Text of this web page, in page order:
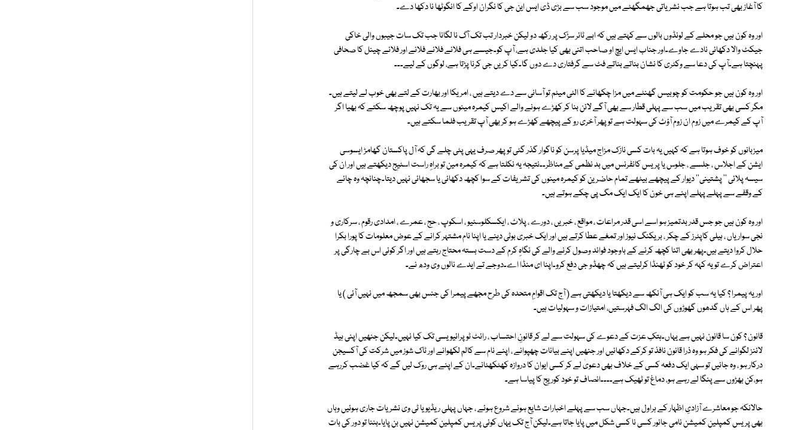
کا آغاز بھی تب ہوتا ہے جب نشریاتی جھمگھٹے میں موجود سب سے بڑی ڈی ایس این جی کا نگران اوکے کا انگوٹھا نا دکھا دے۔
اور وہ کون ہیں جو محلے کے لونڈوں بالوں سے کہتے ہیں کہ ابے ٹائر سڑک پر رکھ دو لیکن خبردار تب تک آگ نا لگانا جب تک سات جیبوں والی خاکی
جیکٹ والا دکھائی نادے جاوے۔اور جناب ایس ایچ او صاحب اتنی بھی کیا جلدی ہے، آپ کو۔جیسے ہی فلانے فلانے فلانے اور فلانے چینل کا صحافی
پہنچتا ہے۔آپ کی دعا سے وکٹری کا نشان بناتے بناتے فٹ سے گرفتاری دے دوں گا۔کیا کریں جی کرنا پڑتا ہے، لوگوں کے لیے۔۔۔
اور وہ کون ہیں جو حکومت کو چوبیس گھنٹے میں مزا چکھانے کا الٹی میٹم تو آسانی سے دے دیتے ہیں ، امریکا اور بھارت کے لتے بھی خوب لے لیتے ہیں۔
مگر کسی بھی تقریب میں سب سے پہلی قطار سے بھی آگے لائن بنا کر کھڑے ہونے والے اکیس کیمرہ مینوں سے یہ تک نہیں پوچھ سکتے کہ بھیا اگر
آپ کے کیمرے میں زوم ان زوم آؤٹ کی سہولت ہے تو پھر آخری رو کے پیچھے کھڑے ہو کر بھی آپ تقریب فلما سکتے ہیں۔
میزبانوں کو خوف ہوتا ہے کہ کہیں یہ بات کسی نازک مزاج میڈیا پرسن کو ناگوار گذر گئی تو پھر صرف یہی پٹی چلے گی کہ آل پاکستان گھامڑ ایسوسی
ایشن کے اجلاس ، جلسے ، جلوس یا پریس کانفرنس میں بد نظمی کے مناظر۔۔نتیجہ یہ نکلتا ہے کہ کیمرہ مین تو براہِ راست اسٹیج دیکھتے ہیں اور ان کی
سیسہ پلائی '' پشتینی'' دیوار کے پیچھے بیٹھے تمام حاضرین کو کیمرہ مینوں کی تشریفات کے سوا کچھ دکھائی یا سجھائی نہیں دیتا۔چنانچہ وہ چائے
کے وقفے سے پہلے پہلے اپنے ہی خون کا ایک ایک مگ پی چکے ہوتے ہیں۔
اور وہ کون ہیں جو جس قدر بدتمیز ہو اسے اسی قدر مراعات ، مواقع ، خبریں ، دورے ، پلاٹ ، ایکسکلوسئیو ، اسکوپ ، حج ، عمرے ، امدادی رقوم ، سرکاری و
نجی سواریاں ، ہیلی کاپٹرز کے چکر ، بریکنگ نیوز اور تمغے عطا کرتے ہیں اور ایک خبری بوٹی دینے یا اپنا نام مشتہر کرانے کے عوض معلومات کا پورا بکرا
حلال کروا دیتے ہیں۔پھر بھی اتنا کچھ کرنے کے باوجود فوائد وصول کرنے والے کی نگاہِ کرم کے دست بستہ محتاج رہتے ہیں اور اگر کوئی اس بے چارگی پر
اعتراض کرے تو یہ کہہ کر خود کو ٹھنڈا کرلیتے ہیں کہ چھڈو جی دفع کرو۔اپنا ای منڈا اے۔دوجے تے ایدے نالوں وی ودھ نے۔
اور یہ پیمرا ؟ کیا یہ سب کو ایک ہی آنکھ سے دیکھتا یا دیکھتی ہے ( آج تک اقوامِ متحدہ کی طرح مجھے پیمرا کی جنس بھی سمجھ میں نہیں آئی ) یا
پھر اس کے ہاں گدھوں گھوڑوں کی الگ الگ فہرستیں، امتیازات و سہولیات ہیں۔
قانون ؟ کون سا قانون نہیں ہے یہاں۔ہتکِ عزت کے دعوے کی سہولت سے لے کر قانونِ احتساب ، رائٹ ٹو پرائیویسی تک کیا نہیں۔لیکن جنھیں اپنی ہیڈ
لائنز لگوانے کی فکر ہو وہ ذرا قانون نافذ تو کرکے دکھائیں اور جنھیں اپنے بیانات چھپوانے ، اپنے نام سے کالم لکھوانے اور ٹاک شوز میں شرکت کی آکسیجن
درکار ہو ، وہ جائیں تو سہی ایک دفعہ کسی کے خلاف بھی دعویٰ لے کر کسی ایوان کا دروازہ کھٹکھٹانے۔ان کے اپنے ہی روک لیں گے کہ کیا غضب کررہے
ہو،کن بھڑوں سے پنگا لے رہے ہو، دماغ تو ٹھیک ہے۔۔۔۔انصاف تو خود کوریج کا پیاسا ہے۔
حالانکہ جو معاشرے آزادیِ اظہار کے ہراول ہیں۔جہاں سب سے پہلے اخبارات شایع ہونے شروع ہوئے ، جہاں پہلی ریڈیو یا ٹی وی نشریات جاری ہوئیں وہاں
بھی پریس کمپلین کمیشن نامی جانور کسی نا کسی شکل میں پایا جاتا ہے۔لیکن آج تک یہاں کوئی پریس کمپلین کمیشن نہیں بن پایا۔بننا تو دور کی بات